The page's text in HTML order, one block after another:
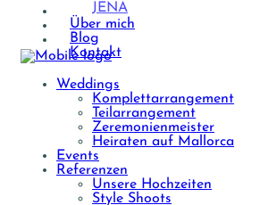
JENA
Über mich
Blog
Kontakt
Weddings
Komplettarrangement
Teilarrangement
Zeremonienmeister
Heiraten auf Mallorca
Events
Referenzen
Unsere Hochzeiten
Style Shoots